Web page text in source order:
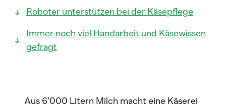
Roboter unterstützen bei der Käsepflege
Immer noch viel Handarbeit und Käsewissen
gefragt
Aus 6’000 Litern Milch macht eine Käserei